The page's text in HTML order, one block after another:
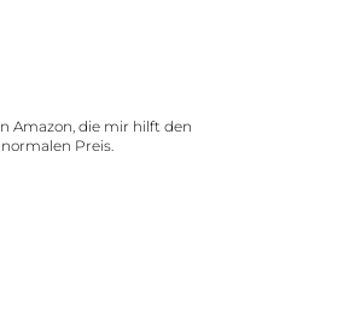
Amazon, die mir hilft den
Preis.